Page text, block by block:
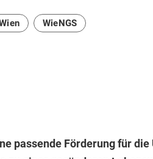
WieNGS
passende Förderung für die